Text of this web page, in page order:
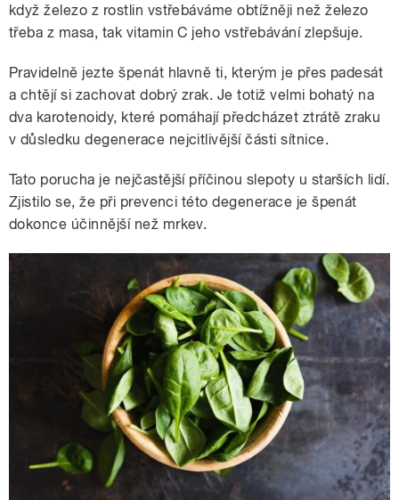
když železo z rostlin vstřebáváme obtížněji než železo
třeba z masa, tak vitamin C jeho vstřebávání zlepšuje.
Pravidelně jezte špenát hlavně ti, kterým je přes padesát
a chtějí si zachovat dobrý zrak. Je totiž velmi bohatý na
dva karotenoidy, které pomáhají předcházet ztrátě zraku
v důsledku degenerace nejcitlivější části sítnice.
Tato porucha je nejčastější příčinou slepoty u starších lidí.
Zjistilo se, že při prevenci této degenerace je špenát
dokonce účinnější než mrkev.